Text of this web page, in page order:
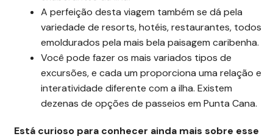
A perfeição desta viagem também se dá pela
variedade de resorts, hotéis, restaurantes, todos
emoldurados pela mais bela paisagem caribenha.
Você pode fazer os mais variados tipos de
excursões, e cada um proporciona uma relação e
interatividade diferente com a ilha. Existem
dezenas de opções de passeios em Punta Cana.
Está curioso para conhecer ainda mais sobre esse